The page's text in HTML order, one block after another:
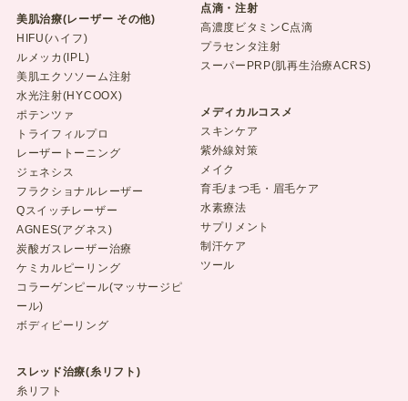
美肌治療(レーザー その他)
HIFU(ハイフ)
ルメッカ(IPL)
美肌エクソソーム注射
水光注射(HYCOOX)
ポテンツァ
トライフィルプロ
レーザートーニング
ジェネシス
フラクショナルレーザー
Qスイッチレーザー
AGNES(アグネス)
炭酸ガスレーザー治療
ケミカルピーリング
コラーゲンピール(マッサージピ
ール)
ボディピーリング
スレッド治療(糸リフト)
糸リフト
点滴・注射
高濃度ビタミンC点滴
プラセンタ注射
スーパーPRP(肌再生治療ACRS)
メディカルコスメ
スキンケア
紫外線対策
メイク
育毛/まつ毛・眉毛ケア
水素療法
サプリメント
制汗ケア
ツール